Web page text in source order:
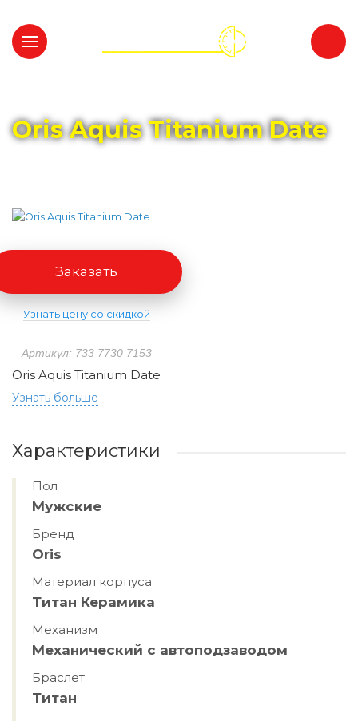
Oris Aquis Titanium Date
Артикул: 733 7730 7153
Oris Aquis Titanium Date
Узнать больше
Заказать
Узнать цену со скидкой
Характеристики
Пол
Мужские
Бренд
Oris
Материал корпуса
Титан Керамика
Механизм
Механический с автоподзаводом
Браслет
Титан